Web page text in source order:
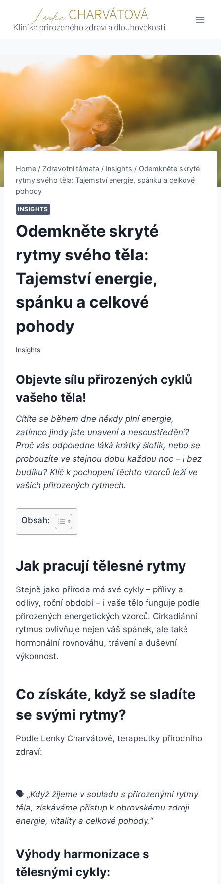
content
Home / Zdravotní témata / Insights / Odemkněte skryté
rytmy svého těla: Tajemství energie, spánku a celkové
pohody
INSIGHTS
Odemkněte skryté
rytmy svého těla:
Tajemství energie,
spánku a celkové
pohody
Insights
Objevte sílu přirozených cyklů
vašeho těla!
Cítíte se během dne někdy plní energie,
zatímco jindy jste unavení a nesoustředění?
Proč vás odpoledne láká krátký šlofík, nebo se
probouzíte ve stejnou dobu každou noc – i bez
budíku? Klíč k pochopení těchto vzorců leží ve
vašich přirozených rytmech.
Obsah:
Jak pracují tělesné rytmy
Stejně jako příroda má své cykly – přílivy a
odlivy, roční období – i vaše tělo funguje podle
přirozených energetických vzorců. Cirkadiánní
rytmus ovlivňuje nejen váš spánek, ale také
hormonální rovnováhu, trávení a duševní
výkonnost.
Co získáte, když se sladíte
se svými rytmy?
Podle Lenky Charvátové, terapeutky přírodního
zdraví:
🗣 „Když žijeme v souladu s přirozenými rytmy
těla, získáváme přístup k obrovskému zdroji
energie, vitality a celkové pohody.“
Výhody harmonizace s
tělesnými cykly: